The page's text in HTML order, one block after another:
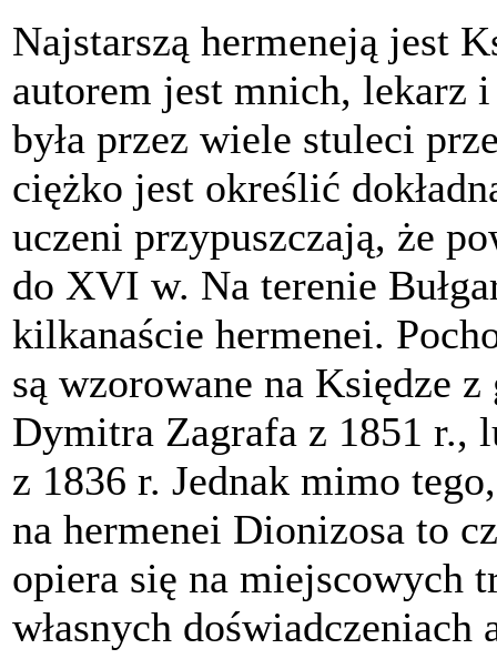
Najstarszą hermeneją jest
autorem jest mnich, lekarz
była przez wiele stuleci
ciężko jest określić
uczeni przypuszczają, że
do XVI w. Na terenie
kilkanaście hermenei.
są wzorowane na Księdze
Dymitra Zagrafa z 1851 r.,
z 1836 r. Jednak mimo
na hermenei Dionizosa to
opiera się na miejscowych
własnych doświadczeniach